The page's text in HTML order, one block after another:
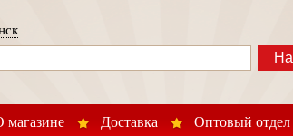
магазине Доставка Оптовый отдел